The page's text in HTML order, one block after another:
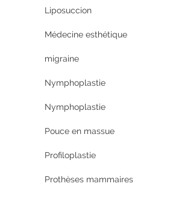
Liposuccion
Médecine esthétique
migraine
Nymphoplastie
Nymphoplastie
Pouce en massue
Profiloplastie
Prothèses mammaires